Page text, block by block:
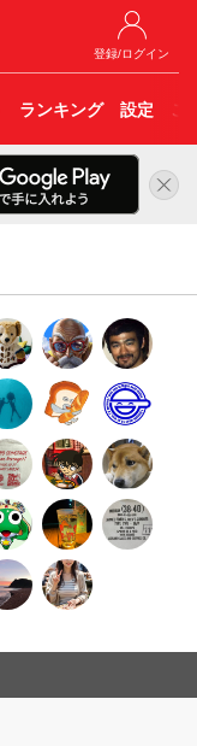
登録/ログイン
ランキング 設定 こ